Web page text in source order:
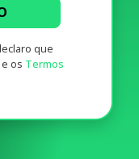
que
e os Termos